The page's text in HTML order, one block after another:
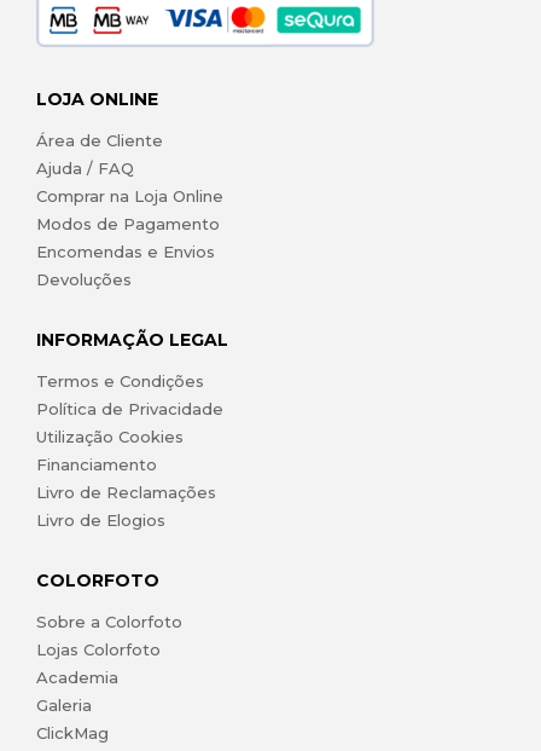
LOJA ONLINE
Área de Cliente
Ajuda / FAQ
Comprar na Loja Online
Modos de Pagamento
Encomendas e Envios
Devoluções
INFORMAÇÃO LEGAL
Termos e Condições
Política de Privacidade
Utilização Cookies
Financiamento
Livro de Reclamações
Livro de Elogios
COLORFOTO
Sobre a Colorfoto
Lojas Colorfoto
Academia
Galeria
ClickMag